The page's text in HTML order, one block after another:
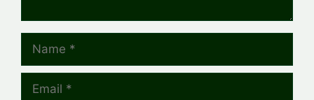
Name
Email